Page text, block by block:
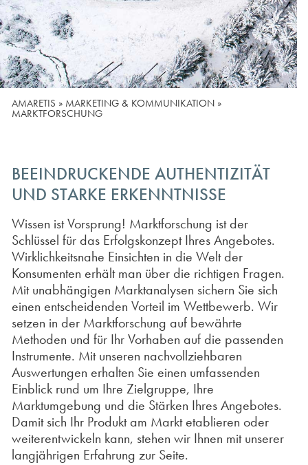
AMARETIS » MARKETING & KOMMUNIKATION»
MARKTFORSCHUNG
BEEINDRUCKENDE AUTHENTIZITÄT
UND STARKE ERKENNTNISSE
Wissen ist Vorsprung! Marktforschung ist der
Schlüssel für das Erfolgskonzept Ihres Angebotes.
Wirklichkeitsnahe Einsichten in die Welt der
Konsumenten erhält man über die richtigen Fragen.
Mit unabhängigen Marktanalysen sichern Sie sich
einen entscheidenden Vorteil im Wettbewerb. Wir
setzen in der Marktforschung auf bewährte
Methoden und für Ihr Vorhaben auf die passenden
Instrumente. Mit unseren nachvollziehbaren
Auswertungen erhalten Sie einen umfassenden
Einblick rund um Ihre Zielgruppe, Ihre
Marktumgebung und die Stärken Ihres Angebotes.
Damit sich Ihr Produkt am Markt etablieren oder
weiterentwickeln kann, stehen wir Ihnen mit unserer
langjährigen Erfahrung zur Seite.